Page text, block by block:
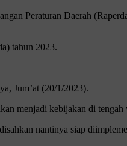
Peraturan Daerah
tahun 2023.
Jum’at (20/1/2023).
menjadi kebijakan di tengah
nantinya siap